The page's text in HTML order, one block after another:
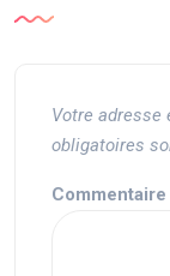
Votre adresse
obligatoires
Commentaire